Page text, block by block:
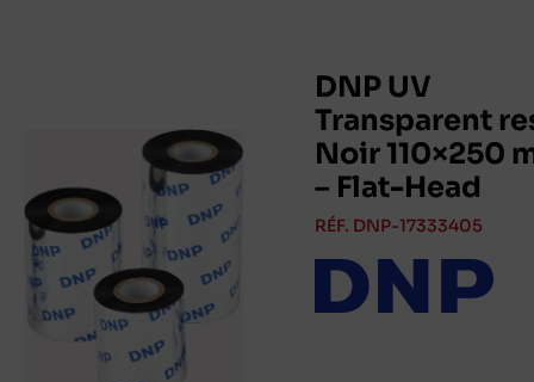
DNP UV
Transparent
Noir 110×250
– Flat-Head
RÉF. DNP-17333405